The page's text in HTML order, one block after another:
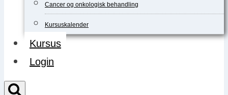
Cancer og onkologisk behandling
Kursuskalender
Kursus
Login